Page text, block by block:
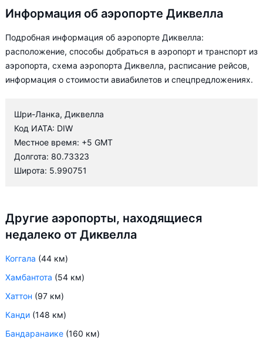
Информация об аэропорте Диквелла
Подробная информация об аэропорте Диквелла:
расположение, способы добраться в аэропорт и транспорт из
аэропорта, схема аэропорта Диквелла, расписание рейсов,
информация о стоимости авиабилетов и спецпредложениях.
Шри-Ланка, Диквелла
Код ИАТА: DIW
Местное время: +5 GMT
Долгота: 80.73323
Широта: 5.990751
Другие аэропорты, находящиеся
недалеко от Диквелла
Коггала (44 км)
Хамбантота (54 км)
Хаттон (97 км)
Канди (148 км)
Бандаранаике (160 км)